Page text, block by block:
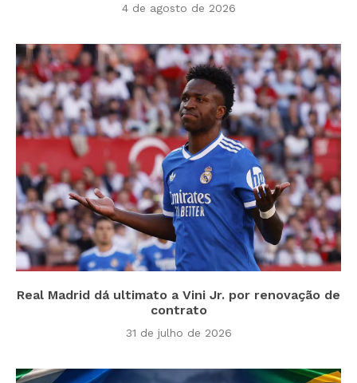
4 de agosto de 2026
Real Madrid dá ultimato a Vini Jr. por renovação de
contrato
31 de julho de 2026